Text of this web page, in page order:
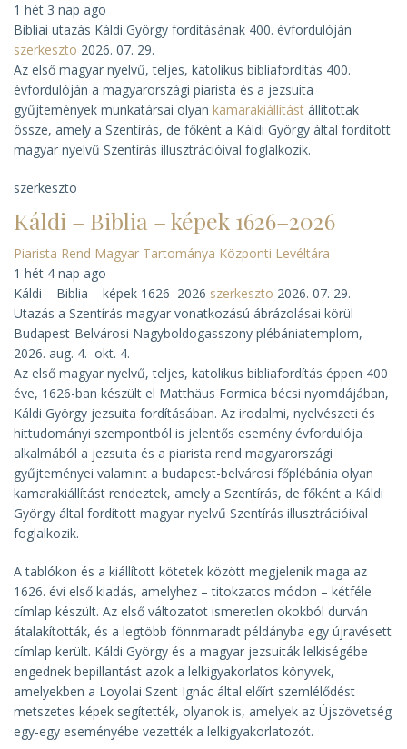
1 hét 3 nap ago
Bibliai utazás Káldi György fordításának 400. évfordulóján
szerkeszto 2026. 07. 29.
Az első magyar nyelvű, teljes, katolikus bibliafordítás 400.
évfordulóján a magyarországi piarista és a jezsuita
gyűjtemények munkatársai olyan kamarakiállítást állítottak
össze, amely a Szentírás, de főként a Káldi György által fordított
magyar nyelvű Szentírás illusztrációival foglalkozik.
szerkeszto
Káldi – Biblia – képek 1626–2026
Piarista Rend Magyar Tartománya Központi Levéltára
1 hét 4 nap ago
Káldi – Biblia – képek 1626–2026 szerkeszto 2026. 07. 29.
Utazás a Szentírás magyar vonatkozású ábrázolásai körül
Budapest-Belvárosi Nagyboldogasszony plébániatemplom,
2026. aug. 4.–okt. 4.
Az első magyar nyelvű, teljes, katolikus bibliafordítás éppen 400
éve, 1626-ban készült el Matthäus Formica bécsi nyomdájában,
Káldi György jezsuita fordításában. Az irodalmi, nyelvészeti és
hittudományi szempontból is jelentős esemény évfordulója
alkalmából a jezsuita és a piarista rend magyarországi
gyűjteményei valamint a budapest-belvárosi főplébánia olyan
kamarakiállítást rendeztek, amely a Szentírás, de főként a Káldi
György által fordított magyar nyelvű Szentírás illusztrációival
foglalkozik.
A tablókon és a kiállított kötetek között megjelenik maga az
1626. évi első kiadás, amelyhez – titokzatos módon – kétféle
címlap készült. Az első változatot ismeretlen okokból durván
átalakították, és a legtöbb fönnmaradt példányba egy újravésett
címlap került. Káldi György és a magyar jezsuiták lelkiségébe
engednek bepillantást azok a lelkigyakorlatos könyvek,
amelyekben a Loyolai Szent Ignác által előírt szemlélődést
metszetes képek segítették, olyanok is, amelyek az Újszövetség
egy-egy eseményébe vezették a lelkigyakorlatozót.